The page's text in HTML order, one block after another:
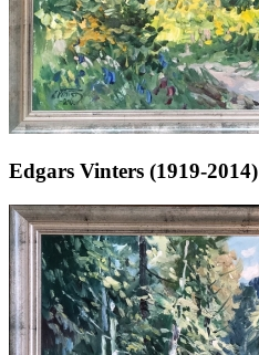
Edgars Vinters (1919-2014)